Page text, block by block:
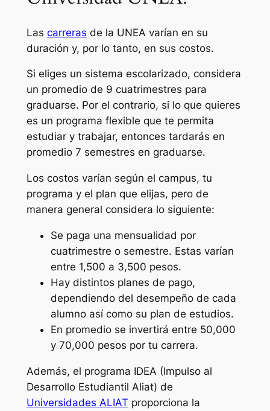
Las carreras de la UNEA varían en su
duración y, por lo tanto, en sus costos.
Si eliges un sistema escolarizado, considera
un promedio de 9 cuatrimestres para
graduarse. Por el contrario, si lo que quieres
es un programa flexible que te permita
estudiar y trabajar, entonces tardarás en
promedio 7 semestres en graduarse.
Los costos varían según el campus, tu
programa y el plan que elijas, pero de
manera general considera lo siguiente:
Se paga una mensualidad por
cuatrimestre o semestre. Estas varían
entre 1,500 a 3,500 pesos.
Hay distintos planes de pago,
dependiendo del desempeño de cada
alumno así como su plan de estudios.
En promedio se invertirá entre 50,000
y 70,000 pesos por tu carrera.
Además, el programa IDEA (Impulso al
Desarrollo Estudiantil Aliat) de
Universidades ALIAT proporciona la